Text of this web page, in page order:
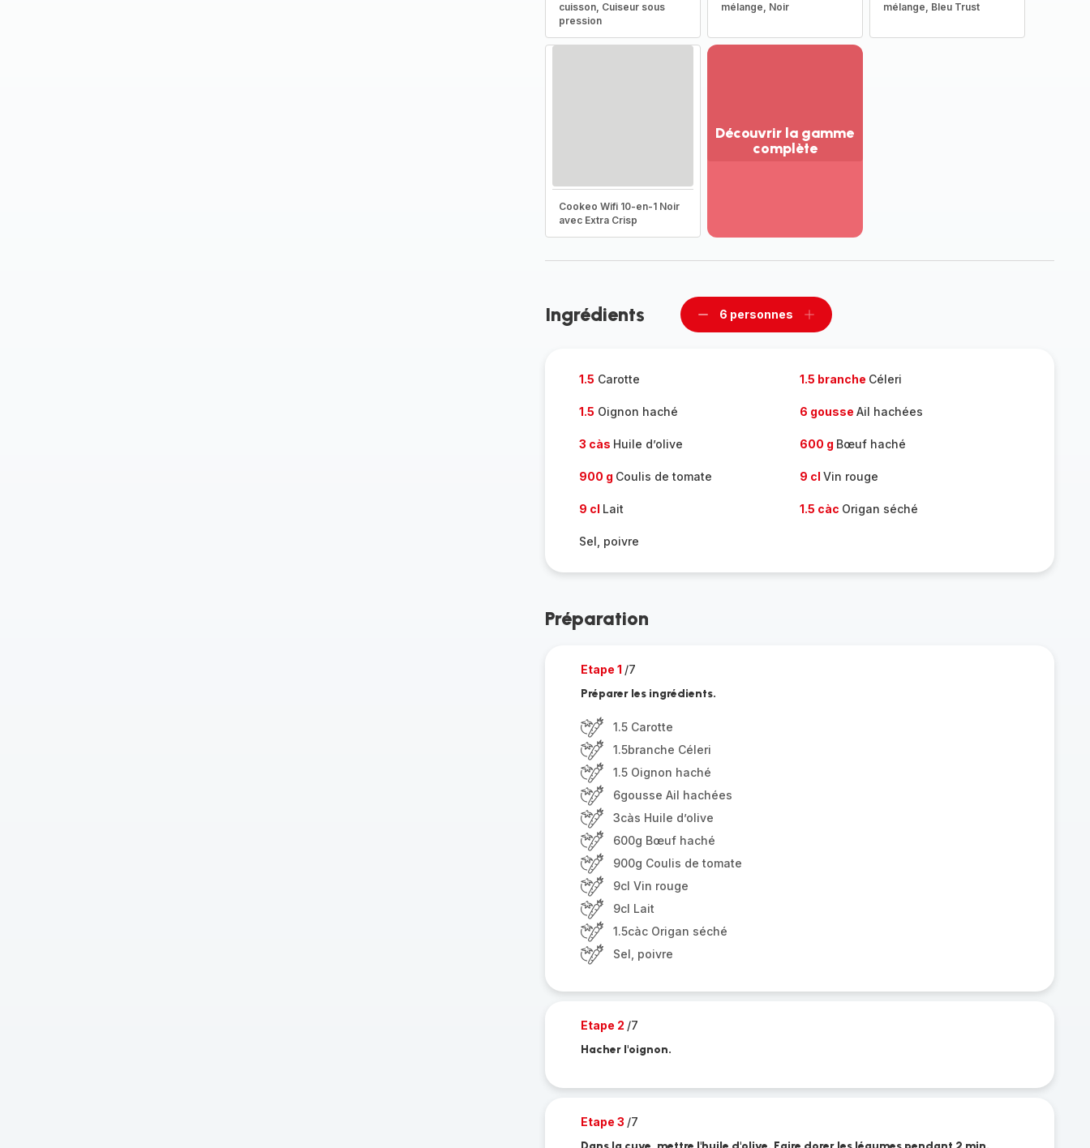
cuisson, Cuiseur sous
pression
mélange, Noir
mélange, Bleu Trust
Cookeo Wifi 10-en-1 Noir
avec Extra Crisp
Découvrir la gamme
complète
complète
Ingrédients
Supprimer
6 personnes
Ajouter
1.5 Carotte 1.5 branche Céleri
1.5 Oignon haché 6 gousse Ail hachées
3 càs Huile d’olive 600 g Bœuf haché
900 g Coulis de tomate 9 cl Vin rouge
9 cl Lait 1.5 càc Origan séché
Sel, poivre
Préparation
Etape 1 /7
Préparer les ingrédients.
1.5 Carotte
1.5branche Céleri
1.5 Oignon haché
6gousse Ail hachées
3càs Huile d’olive
600g Bœuf haché
900g Coulis de tomate
9cl Vin rouge
9cl Lait
1.5càc Origan séché
Sel, poivre
Etape 2 /7
Hacher l'oignon.
Etape 3 /7